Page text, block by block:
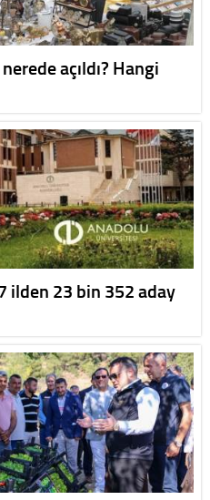
açıldı? Hangi
ilden 23 bin 352 aday